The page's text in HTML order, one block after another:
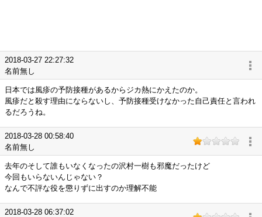
2018-03-27 22:27:32
名前無し
日本では風疹の予防接種があるからジカ熱にかえたのか。
風疹だと殺す理由にならないし、予防接種受けなかった自己責任と言われ
るだろうね。
2018-03-28 00:58:40
名前無し
去年のそして誰もいなくなったの沢村一樹も邪魔だったけど
今回もいらないんじゃない？
なんで不評な役を懲りずに出すのか理解不能
2018-03-28 06:37:02